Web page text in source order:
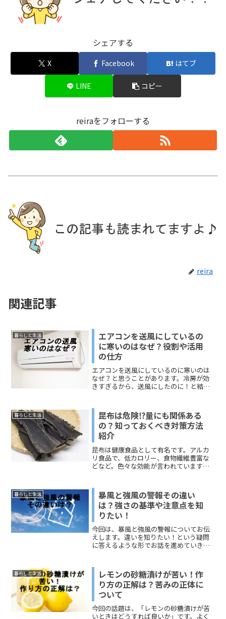
シェアする
X Facebook はてブ
LINE コピー
reiraをフォローする
reira
関連記事
暮らしと生活
エアコンを送風にしているの
に寒いのはなぜ？役割や活用
の仕方
エアコンを送風にしているのに寒いのは
なぜ？と思うことがあります。冷房が効
きすぎるから、送風にしたのに！と結局
ないのかなぁ何のために送風モードがあ
るのだろう？暑さと寒さの調整がむずか
しくてぶつぶつ言いたくなるばかり。今
回このページでは、「エアコンの送風が
寒い理由」「エアコンの送風がある意
味」「送風モードの活用の仕方」などに
ついてお伝えします。どうぞ、ご覧くだ
さい。
暮らしと生活
昆布は危険⁉量にも関係ある
の？知っておくべき対策方法
紹介
昆布は健康食品として有名です。アルカ
リ食品で、低カロリー、食物繊維豊富な
どなど。色々な効能が言われています。
うして昆布を食べすぎるといけないので
しょうか？今回は健康食品...
暮らしと生活
暴風と強風の警報その違い
は？強さの基準や注意点を知
りたい！
今回は、暴風と強風の警報についてお伝
えします。違いを知りたい！という疑問
に答えるような形でお話を進めていきま
りますよね。緊急事態としては、外出は
どのくらいで危険かなども気になる。と
いう深刻な心配もあります。定義みたい
なものを扱いますので、「気象庁のサイ
ト」からの情報がメインとなります。少
しばかりむずかしい用語もでてきます
暮らしと生活
レモンの砂糖漬けが苦い！作
り方の正解は？苦みの正体に
ついて
今回の話題は、「レモンの砂糖漬けが苦
いときはどうすれば良いか」です。よく